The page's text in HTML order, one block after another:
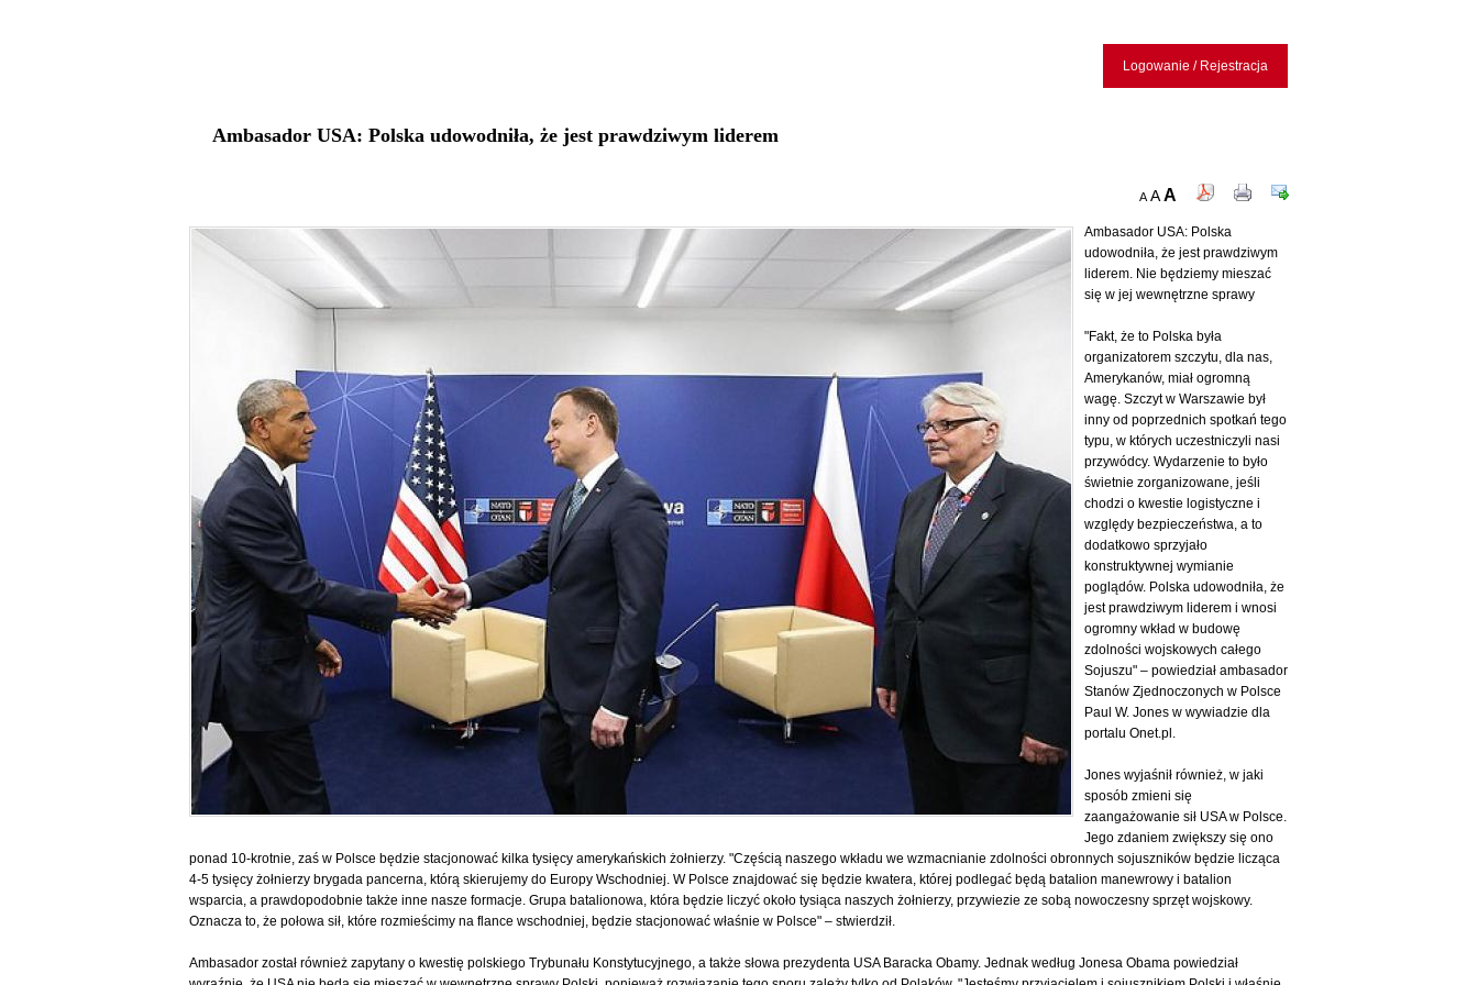
Logowanie / Rejestracja
Ambasador USA: Polska udowodniła, że jest prawdziwym liderem
A AA
Ambasador USA: Polska
udowodniła, że jest prawdziwym
liderem. Nie będziemy mieszać
się w jej wewnętrzne sprawy
"Fakt, że to Polska była
organizatorem szczytu, dla nas,
Amerykanów, miał ogromną
wagę. Szczyt w Warszawie był
inny od poprzednich spotkań tego
typu, w których uczestniczyli nasi
przywódcy. Wydarzenie to było
świetnie zorganizowane, jeśli
chodzi o kwestie logistyczne i
względy bezpieczeństwa, a to
dodatkowo sprzyjało
konstruktywnej wymianie
poglądów. Polska udowodniła, że
jest prawdziwym liderem i wnosi
ogromny wkład w budowę
zdolności wojskowych całego
Sojuszu" – powiedział ambasador
Stanów Zjednoczonych w Polsce
Paul W. Jones w wywiadzie dla
portalu Onet.pl.
Jones wyjaśnił również, w jaki
sposób zmieni się
zaangażowanie sił USA w Polsce.
Jego zdaniem zwiększy się ono
ponad 10-krotnie, zaś w Polsce będzie stacjonować kilka tysięcy amerykańskich żołnierzy. "Częścią naszego wkładu we wzmacnianie zdolności obronnych sojuszników będzie licząca
4-5 tysięcy żołnierzy brygada pancerna, którą skierujemy do Europy Wschodniej. W Polsce znajdować się będzie kwatera, której podlegać będą batalion manewrowy i batalion
wsparcia, a prawdopodobnie także inne nasze formacje. Grupa batalionowa, która będzie liczyć około tysiąca naszych żołnierzy, przywiezie ze sobą nowoczesny sprzęt wojskowy.
Oznacza to, że połowa sił, które rozmieścimy na flance wschodniej, będzie stacjonować właśnie w Polsce" – stwierdził.
Ambasador został również zapytany o kwestię polskiego Trybunału Konstytucyjnego, a także słowa prezydenta USA Baracka Obamy. Jednak według Jonesa Obama powiedział